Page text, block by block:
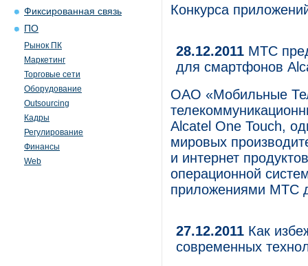
Фиксированная связь
ПО
Рынок ПК
Маркетинг
Торговые сети
Оборудование
Outsourcing
Кадры
Регулирование
Финансы
Web
Конкурса
28.12.2011 МТС
для смартфонов
ОАО «Мобильные
Alcatel One Touch,
мировых
и интернет
операционной
приложениями МТС
27.12.2011 Как
современных